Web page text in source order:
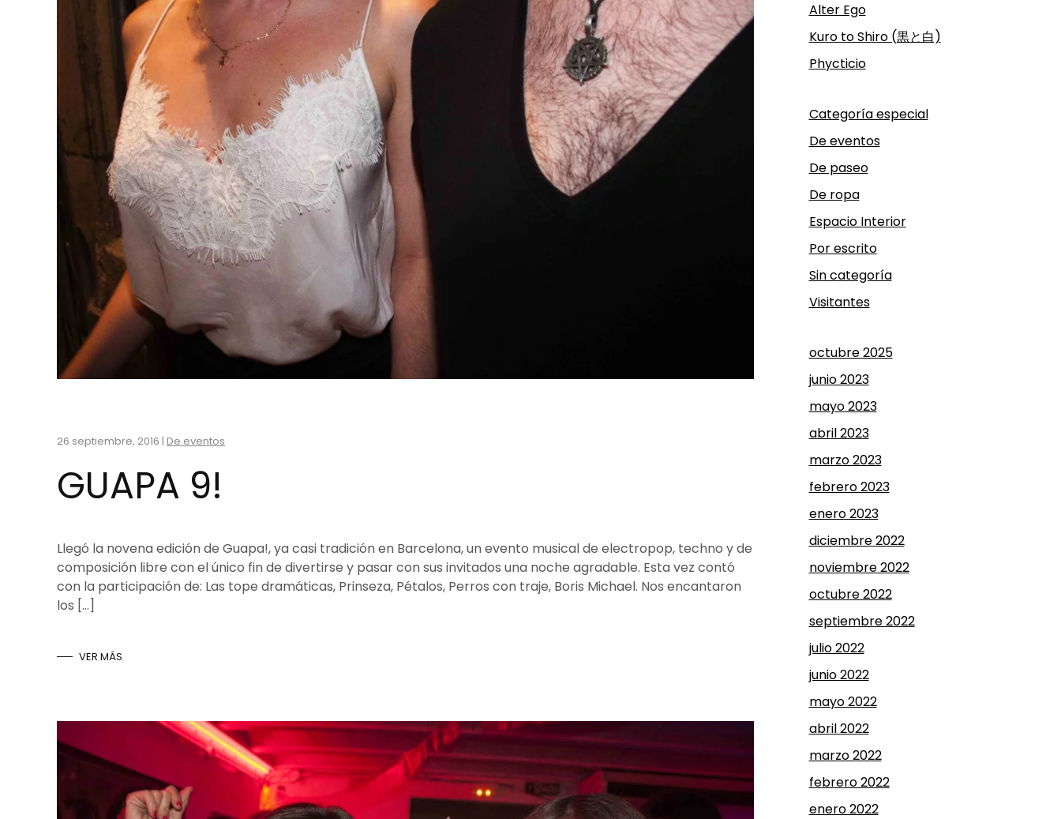
26 septiembre, 2016 | De eventos
GUAPA 9!
Llegó la novena edición de Guapa!, ya casi tradición en Barcelona, un evento musical de electropop, techno y de
composición libre con el único fin de divertirse y pasar con sus invitados una noche agradable. Esta vez contó
con la participación de: Las tope dramáticas, Prinseza, Pétalos, Perros con traje, Boris Michael. Nos encantaron
los […]
VER MÁS
Alter Ego
Kuro to Shiro (黒と白)
Phycticio
Categoría especial
De eventos
De paseo
De ropa
Espacio Interior
Por escrito
Sin categoría
Visitantes
octubre 2025
junio 2023
mayo 2023
abril 2023
marzo 2023
febrero 2023
enero 2023
diciembre 2022
noviembre 2022
octubre 2022
septiembre 2022
julio 2022
junio 2022
mayo 2022
abril 2022
marzo 2022
febrero 2022
enero 2022